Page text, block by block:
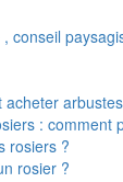
conseil
: comment
rosiers ?
rosier ?